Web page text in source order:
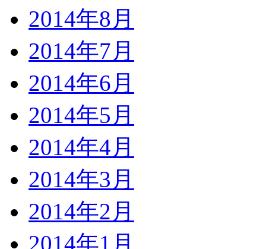
2014年8月
2014年7月
2014年6月
2014年5月
2014年4月
2014年3月
2014年2月
2014年1月